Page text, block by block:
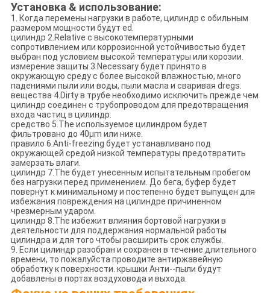
Установка & использование:
1. Когда перемены нагрузки в работе, цилиндр с обильным
размером мощности будут ed.
цилиндр 2.Relative с высокотемпературными
сопротивлением или коррозионной устойчивостью будет
выбран под условием высокой температуры или корозии.
измерение защиты 3.Necessary будет принято в
окружающую среду с более высокой влажностью, много
падениями пыли или воды, пыли масла и сваривая dregs.
вещества 4.Dirty в трубе необходимо исключить прежде чем
цилиндр соединен с трубопроводом для предотвращения
входа частиц в цилиндр.
средство 5.The используемое цилиндром будет
фильтровано до 40μm или ниже.
правило 6.Anti-freezing будет устанавливано под
окружающей средой низкой температуры предотвратить
замерзать влаги.
цилиндр 7.The будет унесенным испытательным пробегом
без нагрузки перед применением. До бега, буфер будет
повернут к минимальному и постепенно будет выпущен для
избежания повреждения на цилиндре причиненном
чрезмерным ударом.
цилиндр 8.The избежит влияния бортовой нагрузки в
деятельности для поддержания нормальной работы
цилиндра и для того чтобы расширить срок службы.
9. Если цилиндр разобран и сохранен в течение длительного
времени, то пожалуйста проводите антиржавейную
обработку к поверхности. крышки Анти--пыли будут
добавлены в портах воздуховода и выхода.